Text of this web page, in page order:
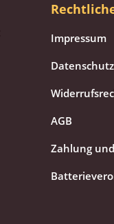
Impressum
Datenschutz
AGB
Zahlung